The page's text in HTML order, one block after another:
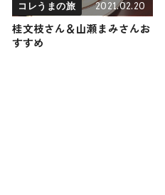
コレうまの旅 2021.02.20
桂文枝さん＆山瀬まみさんお
すすめ